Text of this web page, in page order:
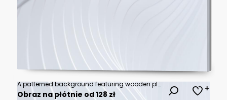
A patterned background featuring wooden planks of various colors arranged in diagonal and perpendicular directions forming a herringbone design.
Obraz na płótnie od 128 zł